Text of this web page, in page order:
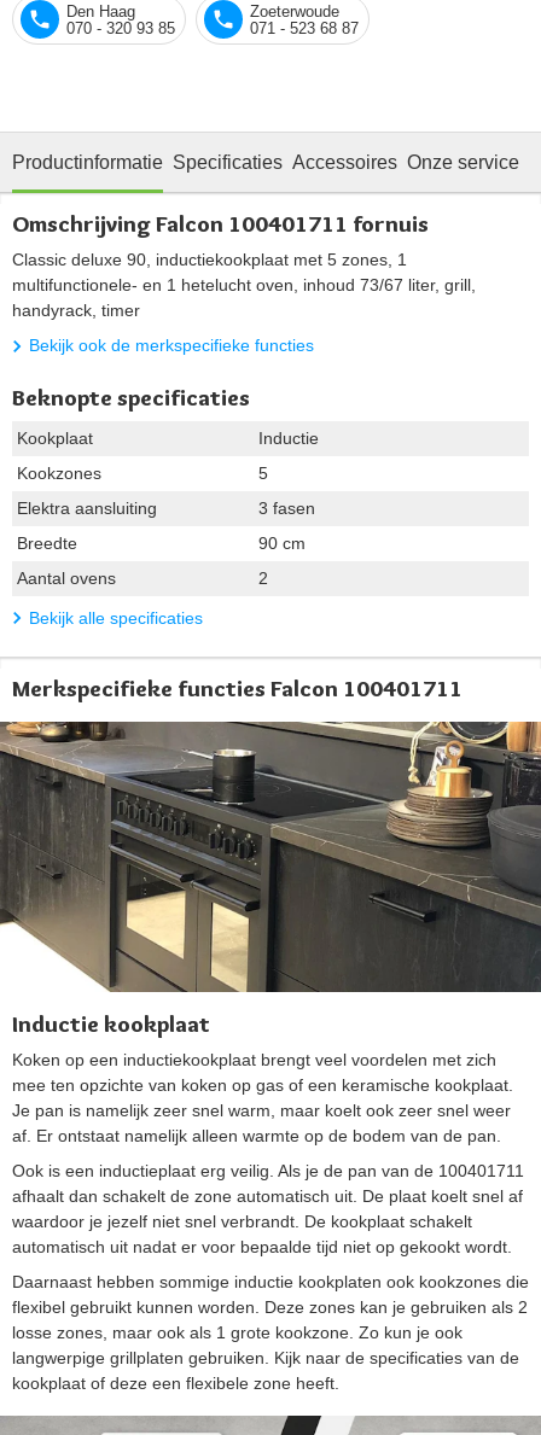
Den Haag
070 - 320 93 85
Zoeterwoude
071 - 523 68 87
Productinformatie Specificaties Accessoires Onze service
Omschrijving Falcon 100401711 fornuis
Classic deluxe 90, inductiekookplaat met 5 zones, 1
multifunctionele- en 1 hetelucht oven, inhoud 73/67 liter, grill,
handyrack, timer
Bekijk ook de merkspecifieke functies
Beknopte specificaties
Kookplaat
Inductie
Kookzones
5
Elektra aansluiting
3 fasen
Breedte
90 cm
Aantal ovens
2
Bekijk alle specificaties
Merkspecifieke functies Falcon 100401711
Inductie kookplaat
Koken op een inductiekookplaat brengt veel voordelen met zich
mee ten opzichte van koken op gas of een keramische kookplaat.
Je pan is namelijk zeer snel warm, maar koelt ook zeer snel weer
af. Er ontstaat namelijk alleen warmte op de bodem van de pan.
Ook is een inductieplaat erg veilig. Als je de pan van de 100401711
afhaalt dan schakelt de zone automatisch uit. De plaat koelt snel af
waardoor je jezelf niet snel verbrandt. De kookplaat schakelt
automatisch uit nadat er voor bepaalde tijd niet op gekookt wordt.
Daarnaast hebben sommige inductie kookplaten ook kookzones die
flexibel gebruikt kunnen worden. Deze zones kan je gebruiken als 2
losse zones, maar ook als 1 grote kookzone. Zo kun je ook
langwerpige grillplaten gebruiken. Kijk naar de specificaties van de
kookplaat of deze een flexibele zone heeft.